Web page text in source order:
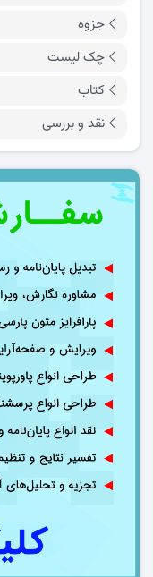
جزوه
چک لیست
کتاب
نقد و بررسی